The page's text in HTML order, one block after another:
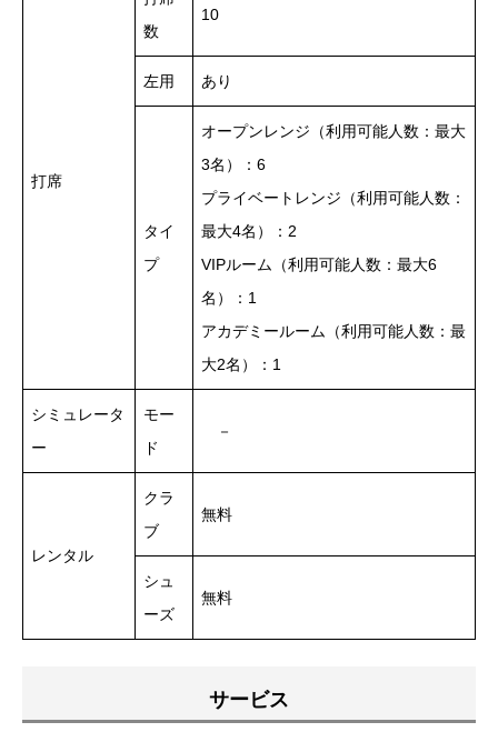
打席
数
10
左用 あり
タイ
プ
オープンレンジ（利用可能人数：最大
3名）：6
プライベートレンジ（利用可能人数：
最大4名）：2
VIPルーム（利用可能人数：最大6
名）：1
アカデミールーム（利用可能人数：最
大2名）：1
シミュレータ
ー
モー
ド
－
レンタル
クラ
ブ
無料
シュ
ーズ
無料
サービス